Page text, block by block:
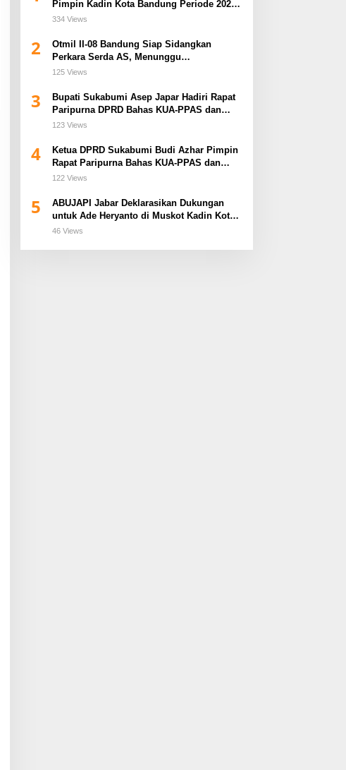
Pimpin Kadin Kota Bandung Periode 2026–
2031
334 Views
2
Otmil II-08 Bandung Siap Sidangkan
Perkara Serda AS, Menunggu
Rekomendasi Korem Sunan Gunung Jati
125 Views
3
Bupati Sukabumi Asep Japar Hadiri Rapat
Paripurna DPRD Bahas KUA-PPAS dan
Raperda Disabilitas
123 Views
4
Ketua DPRD Sukabumi Budi Azhar Pimpin
Rapat Paripurna Bahas KUA-PPAS dan
Raperda Tirta Jaya
122 Views
5
ABUJAPI Jabar Deklarasikan Dukungan
untuk Ade Heryanto di Muskot Kadin Kota
Bandung
46 Views